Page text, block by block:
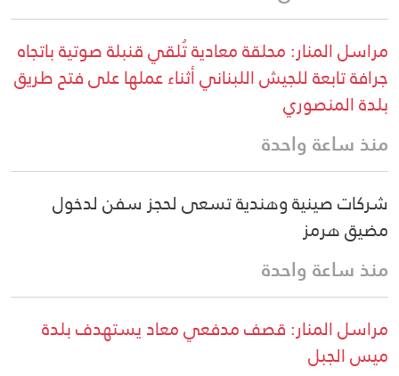
مراسل المنار: محلقة معادية تُلقي قنبلة صوتية باتجاه
جرافة تابعة للجيش اللبناني أثناء عملها على فتح طريق
بلدة المنصوري
منذ ساعة واحدة
شركات صينية وهندية تسعى لحجز سفن لدخول
مضيق هرمز
منذ ساعة واحدة
مراسل المنار: قصف مدفعي معاد يستهدف بلدة
ميس الجبل